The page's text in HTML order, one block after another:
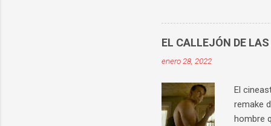
no
La
EL CALLEJÓN DE
enero 28, 2022
El
remake
hombre